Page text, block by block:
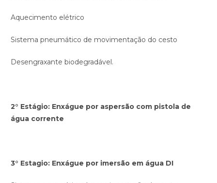
Aquecimento elétrico
Sistema pneumático de movimentação do cesto
Desengraxante biodegradável.
2° Estágio: Enxágue por aspersão com pistola de
água corrente
3° Estagio: Enxágue por imersão em água DI